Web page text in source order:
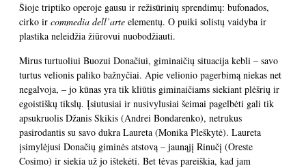
Šioje triptiko operoje gausu ir režisūrinių sprendimų: bufonados,
cirko ir commedia dell’arte elementų. O puiki solistų vaidyba ir
plastika neleidžia žiūrovui nuobodžiauti.
Mirus turtuoliui Buozui Donačiui, giminaičių situacija kebli – savo
turtus velionis paliko bažnyčiai. Apie velionio pagerbimą niekas net
negalvoja, – jo kūnas yra tik kliūtis giminaičiams siekiant plėšrių ir
egoistiškų tikslų. Įsiutusiai ir nusivylusiai šeimai pagelbėti gali tik
apsukruolis Džanis Skikis (Andrei Bondarenko), netrukus
pasirodantis su savo dukra Laureta (Monika Pleškytė). Laureta
įsimylėjusi Donačių giminės atstovą – jaunąjį Rinučį (Oreste
Cosimo) ir siekia už jo ištekėti. Bet tėvas pareiškia, kad jam